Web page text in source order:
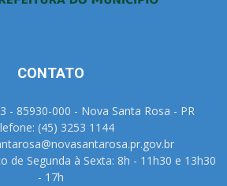
CONTATO
- 85930-000 - Nova Santa Rosa - PR
(45) 3253 1144
de Segunda à Sexta: 8h - 11h30 e 13h30
- 17h